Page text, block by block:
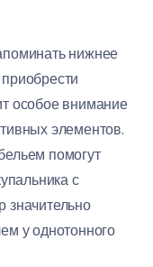
нижнее
особое внимание
элементов.
помогут
с
значительно
у однотонного